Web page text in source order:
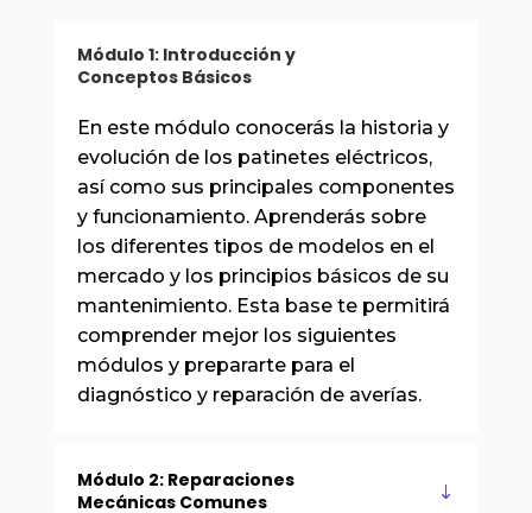
Módulo 1: Introducción y
Conceptos Básicos
En este módulo conocerás la historia y
evolución de los patinetes eléctricos,
así como sus principales componentes
y funcionamiento. Aprenderás sobre
los diferentes tipos de modelos en el
mercado y los principios básicos de su
mantenimiento. Esta base te permitirá
comprender mejor los siguientes
módulos y prepararte para el
diagnóstico y reparación de averías.
Módulo 2: Reparaciones
Mecánicas Comunes